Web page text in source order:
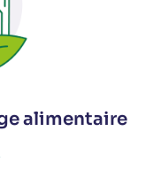
alimentaire